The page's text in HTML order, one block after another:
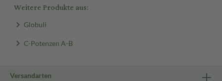
Weitere Produkte aus:
Globuli
C-Potenzen A-B
Versandarten